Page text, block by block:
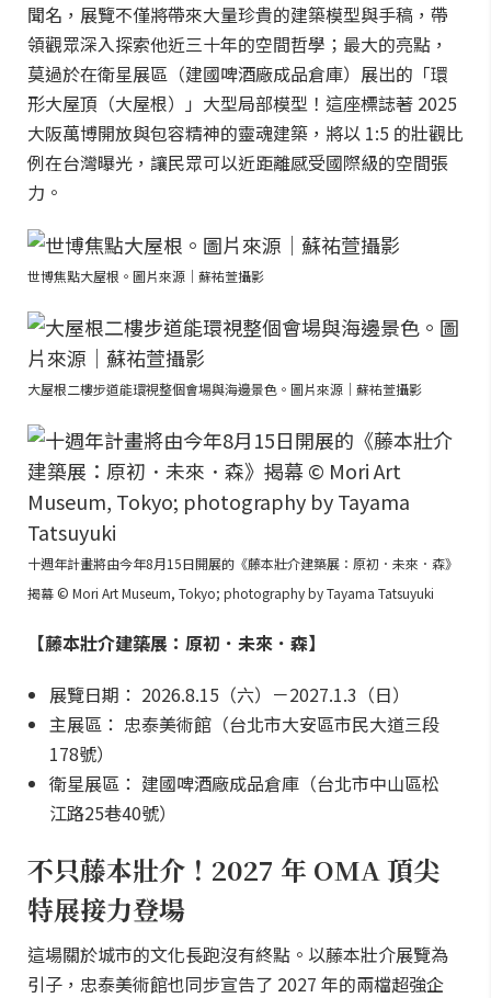
聞名，展覽不僅將帶來大量珍貴的建築模型與手稿，帶
領觀眾深入探索他近三十年的空間哲學；最大的亮點，
莫過於在衛星展區（建國啤酒廠成品倉庫）展出的「環
形大屋頂（大屋根）」大型局部模型！這座標誌著 2025
大阪萬博開放與包容精神的靈魂建築，將以 1:5 的壯觀比
例在台灣曝光，讓民眾可以近距離感受國際級的空間張
力。
世博焦點大屋根。圖片來源｜蘇祐萱攝影
大屋根二樓步道能環視整個會場與海邊景色。圖片來源｜蘇祐萱攝影
十週年計畫將由今年8月15日開展的《藤本壯介建築展：原初．未來．森》
揭幕 © Mori Art Museum, Tokyo; photography by Tayama Tatsuyuki
【藤本壯介建築展：原初．未來．森】
展覽日期： 2026.8.15（六）－2027.1.3（日）
主展區： 忠泰美術館（台北市大安區市民大道三段
178號）
衛星展區： 建國啤酒廠成品倉庫（台北市中山區松
江路25巷40號）
不只藤本壯介！2027 年 OMA 頂尖
特展接力登場
這場關於城市的文化長跑沒有終點。以藤本壯介展覽為
引子，忠泰美術館也同步宣告了 2027 年的兩檔超強企